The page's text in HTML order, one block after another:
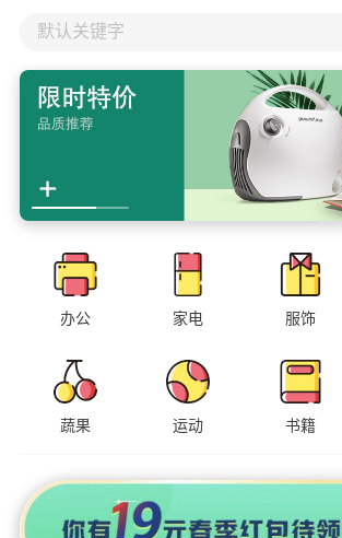
默认关键字
办公 家电 服饰
蔬果 运动 书籍